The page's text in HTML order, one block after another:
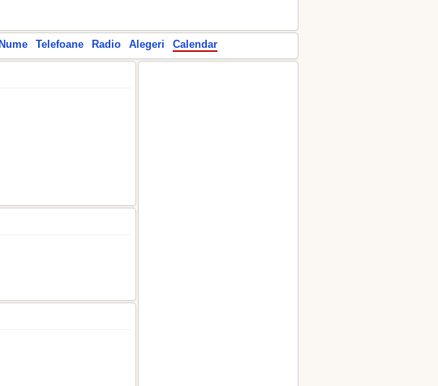
Nume Telefoane Radio Alegeri Calendar